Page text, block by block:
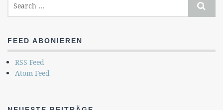
FEED ABONIEREN
RSS Feed
Atom Feed